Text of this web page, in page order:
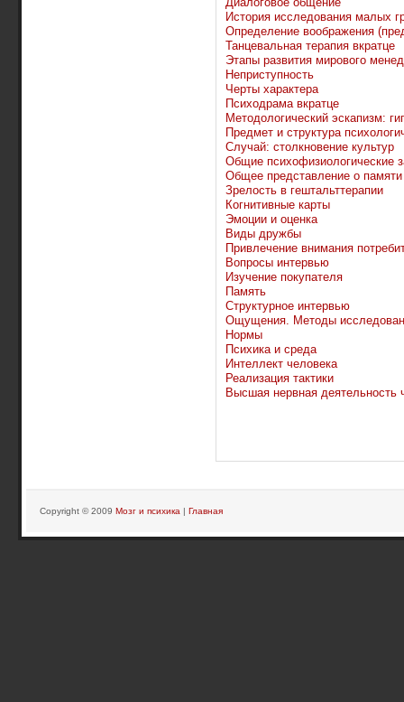
История исследования малых
Определение воображения
Танцевальная терапия вкратце
Этапы развития мирового
Неприступность
Черты характера
Психодрама вкратце
Методологический эскапизм:
Предмет и структура
Случай: столкновение культур
Общие психофизиологические
Общее представление о памяти
Зрелость в гештальттерапии
Когнитивные карты
Эмоции и оценка
Виды дружбы
Привлечение внимания
Вопросы интервью
Изучение покупателя
Память
Структурное интервью
Ощущения. Методы
Нормы
Психика и среда
Интеллект человека
Реализация тактики
Высшая нервная деятельность
Copyright © 2009 Мозг и психика | Главная